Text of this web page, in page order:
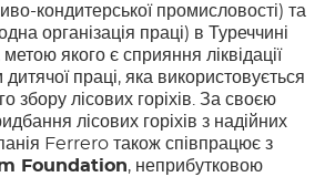
кондитерської промисловості) та
організація праці) в Туреччині
якого є сприяння ліквідації
праці, яка використовується
збору лісових горіхів. За своєю
лісових горіхів з надійних
Ferrero також співпрацює з
Foundation, неприбутковою